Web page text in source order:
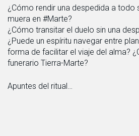
¿Cómo rendir una despedida a todo
muera en #Marte?
¿Cómo transitar el duelo sin una
¿Puede un espíritu navegar entre
forma de facilitar el viaje del alma?
funerario Tierra-Marte?
Apuntes del ritual…